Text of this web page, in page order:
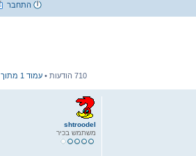
התחבר
710 הודעות • עמוד 1 מתוך
shtroodel
משתמש בכיר